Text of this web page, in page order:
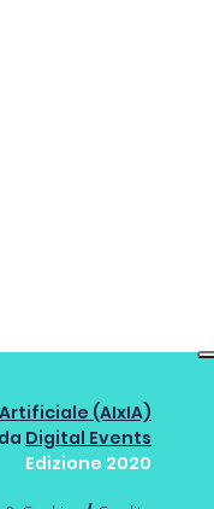
(AIxIA)
Digital Events
Edizione 2020